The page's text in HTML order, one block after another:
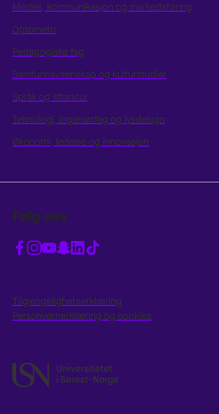
Medier, kommunikasjon og markedsføring
Optometri
Pedagogiske fag
Samfunnsvitenskap og kulturstudier
Språk og litteratur
Teknologi, ingeniørfag og lysdesign
Økonomi, ledelse og innovasjon
Følg oss
Tilgjengelighetserklæring
Personvernerklæring og cookies